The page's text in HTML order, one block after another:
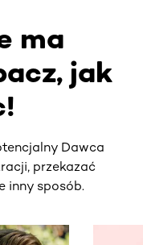
ma
jak
Dawca
przekazać
inny sposób.
w poziomie. Użyj